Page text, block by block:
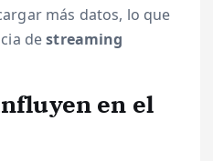
más datos, lo que
destreaming
en el